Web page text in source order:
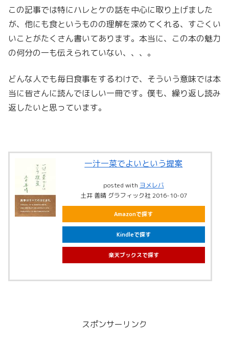
この記事では特にハレとケの話を中心に取り上げました
が、他にも食というものの理解を深めてくれる、すごくい
いことがたくさん書いてあります。本当に、この本の魅力
の何分の一も伝えられていない、、、。
どんな人でも毎日食事をするわけで、そういう意味では本
当に皆さんに読んでほしい一冊です。僕も、繰り返し読み
返したいと思っています。
一汁一菜でよいという提案
posted with ヨメレバ
土井 善晴 グラフィック社 2016-10-07
Amazonで探す
Kindleで探す
楽天ブックスで探す
スポンサーリンク